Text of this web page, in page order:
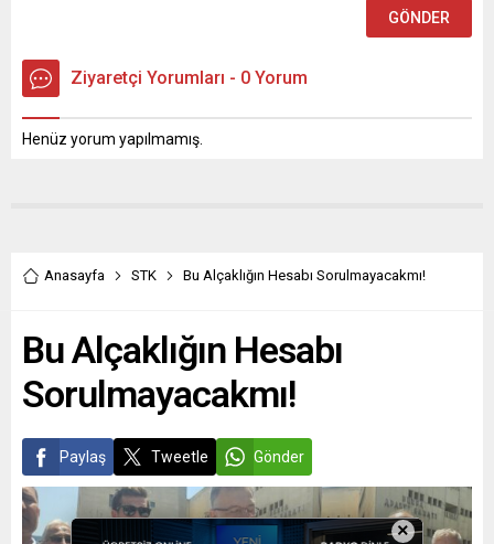
Ziyaretçi Yorumları - 0 Yorum
Henüz yorum yapılmamış.
Anasayfa STK Bu Alçaklığın Hesabı Sorulmayacakmı!
Bu Alçaklığın Hesabı
Sorulmayacakmı!
Paylaş Tweetle Gönder
×